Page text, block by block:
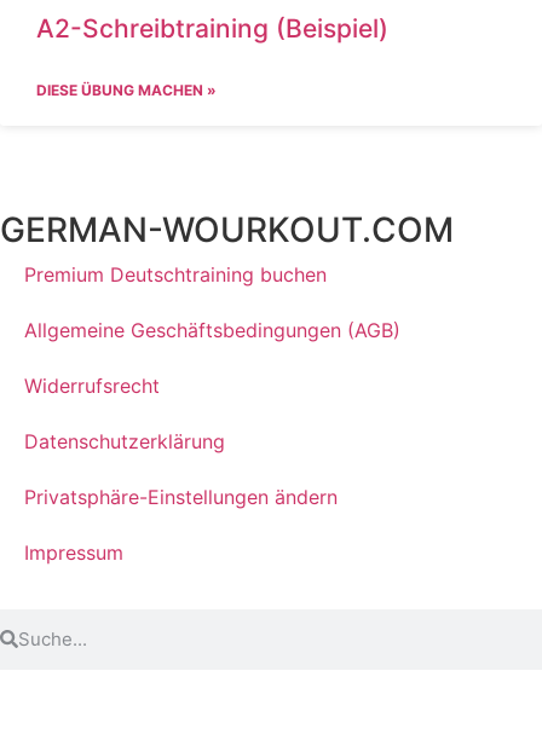
A2-Schreibtraining (Beispiel)
DIESE ÜBUNG MACHEN »
GERMAN-WOURKOUT.COM
Premium Deutschtraining buchen
Allgemeine Geschäftsbedingungen (AGB)
Widerrufsrecht
Datenschutzerklärung
Privatsphäre-Einstellungen ändern
Impressum